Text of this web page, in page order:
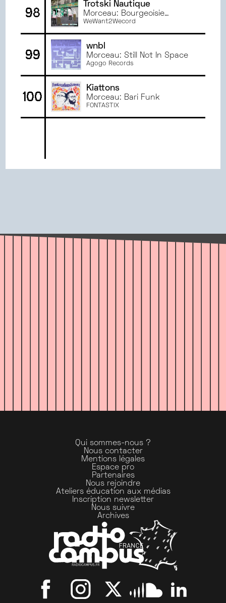
98
Trotski Nautique
Morceau: Bourgeoisie
analogique
WeWant2Wecord
99
wnbl
Morceau: Still Not In Space
Agogo Records
100
Kiattons
Morceau: Bari Funk
FONTASTIX
Qui sommes-nous ?
Nous contacter
Mentions légales
Espace pro
Partenaires
Nous rejoindre
Ateliers éducation aux médias
Inscription newsletter
Nous suivre
Archives